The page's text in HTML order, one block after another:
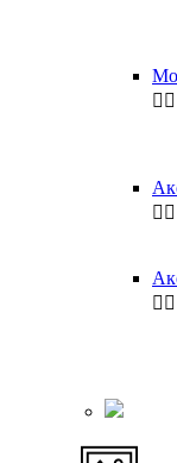
 
 
 